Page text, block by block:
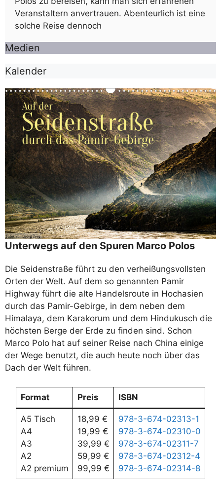
Veranstaltern anvertrauen. Abenteurlich ist eine
solche Reise dennoch
Medien
Kalender
Unterwegs auf den Spuren Marco Polos
Die Seidenstraße führt zu den verheißungsvollsten
Orten der Welt. Auf dem so genannten Pamir
Highway führt die alte Handelsroute in Hochasien
durch das Pamir-Gebirge, in dem neben dem
Himalaya, dem Karakorum und dem Hindukusch die
höchsten Berge der Erde zu finden sind. Schon
Marco Polo hat auf seiner Reise nach China einige
der Wege benutzt, die auch heute noch über das
Dach der Welt führen.
Format Preis ISBN
A5 Tisch
A4
A3
A2
A2 premium
18,99 €
19,99 €
39,99 €
59,99 €
99,99 €
978-3-674-02313-1
978-3-674-02310-0
978-3-674-02311-7
978-3-674-02312-4
978-3-674-02314-8